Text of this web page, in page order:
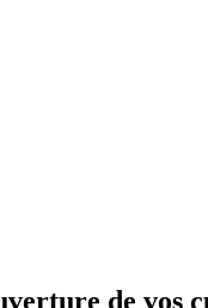
de vos